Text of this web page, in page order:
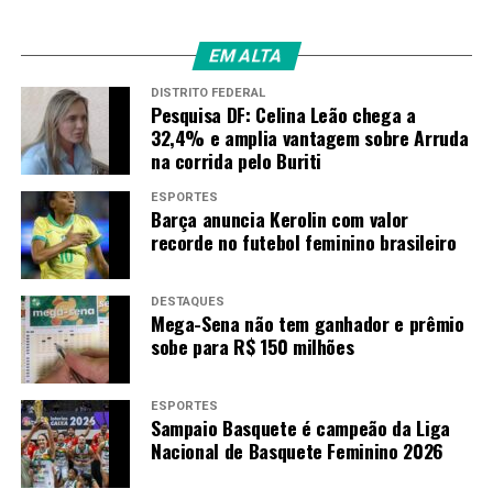
EM ALTA
DISTRITO FEDERAL
Pesquisa DF: Celina Leão chega a
32,4% e amplia vantagem sobre Arruda
na corrida pelo Buriti
ESPORTES
Barça anuncia Kerolin com valor
recorde no futebol feminino brasileiro
DESTAQUES
Mega-Sena não tem ganhador e prêmio
sobe para R$ 150 milhões
ESPORTES
Sampaio Basquete é campeão da Liga
Nacional de Basquete Feminino 2026